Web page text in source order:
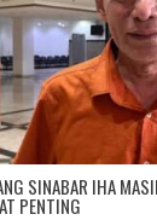
SINABAR IHA
PENTING